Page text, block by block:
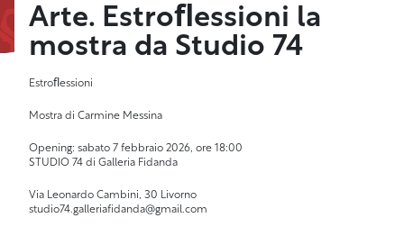
Arte. Estroﬂessioni la
mostra da Studio 74
Estroﬂessioni
Mostra di Carmine Messina
Opening: sabato 7 febbraio 2026, ore 18:00
STUDIO 74 di Galleria Fidanda
Via Leonardo Cambini, 30 Livorno
studio74.galleriafidanda@gmail.com